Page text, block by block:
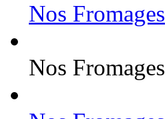
Nos Fromages
Nos Fromages